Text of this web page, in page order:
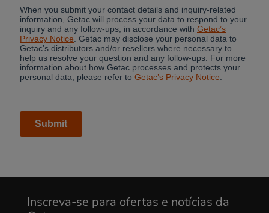
Inscreva-se para ofertas e notícias da